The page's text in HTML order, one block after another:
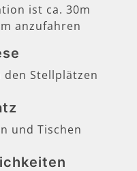
ist ca. 30m
anzufahren
Stellplätzen
und Tischen